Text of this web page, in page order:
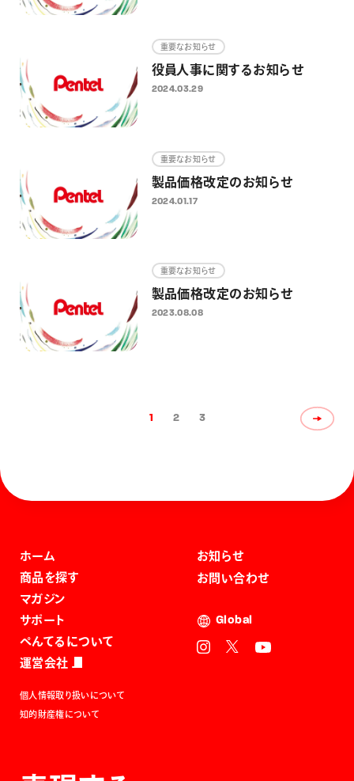
重要なお知らせ
役員人事に関するお知らせ
2024.03.29
重要なお知らせ
製品価格改定のお知らせ
2024.01.17
重要なお知らせ
製品価格改定のお知らせ
2023.08.08
1 2 3
ホーム
商品を探す
マガジン
サポート
ぺんてるについて
運営会社
お知らせ
お問い合わせ
Global
個人情報取り扱いについて
知的財産権について